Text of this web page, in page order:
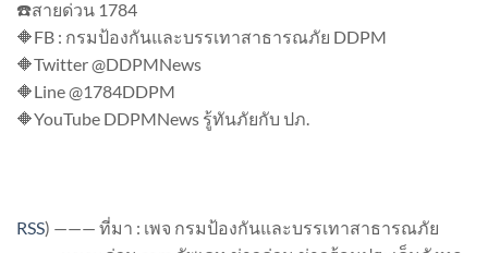
☎️สายด่วน 1784
🔶FB : กรมป้องกันและบรรเทาสาธารณภัย DDPM
🔶Twitter @DDPMNews
🔶Line @1784DDPM
🔶YouTube DDPMNews รู้ทันภัยกับ ปภ.
RSS) ——— ที่มา : เพจ กรมป้องกันและบรรเทาสาธารณภัย